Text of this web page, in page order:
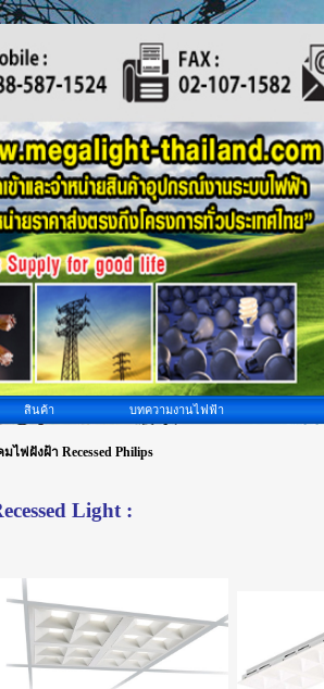
สินค้า บทความงานไฟฟ้า
มไฟฝังฝ้า Recessed Philips
Light :